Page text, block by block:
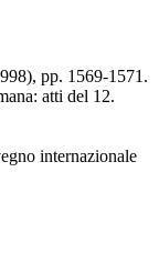
pp. 1569-1571.
atti del 12.
internazionale